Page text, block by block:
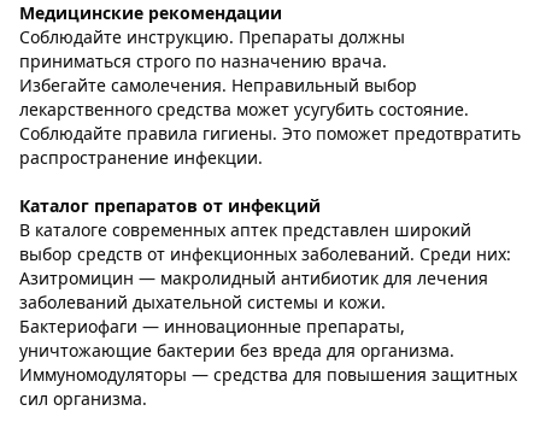
Медицинские рекомендации
Соблюдайте инструкцию. Препараты должны
приниматься строго по назначению врача.
Избегайте самолечения. Неправильный выбор
лекарственного средства может усугубить состояние.
Соблюдайте правила гигиены. Это поможет предотвратить
распространение инфекции.
Каталог препаратов от инфекций
В каталоге современных аптек представлен широкий
выбор средств от инфекционных заболеваний. Среди них:
Азитромицин — макролидный антибиотик для лечения
заболеваний дыхательной системы и кожи.
Бактериофаги — инновационные препараты,
уничтожающие бактерии без вреда для организма.
Иммуномодуляторы — средства для повышения защитных
сил организма.